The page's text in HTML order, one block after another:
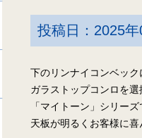
投稿日：2025
下のリンナイコンベッ
ガラストップコンロを
「マイトーン」シリー
天板が明るくお客様に